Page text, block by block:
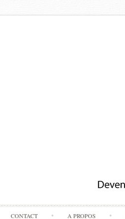
CONTACT A PROPOS